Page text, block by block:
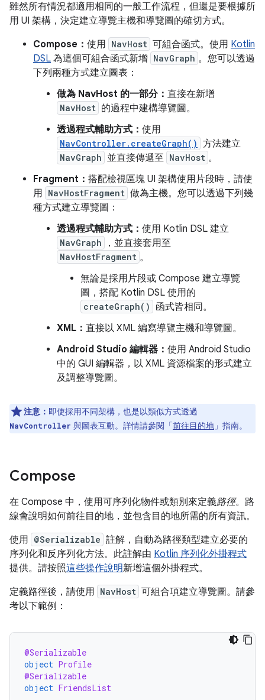
雖然所有情況都適用相同的一般工作流程，但還是要根據所
用 UI 架構，決定建立導覽主機和導覽圖的確切方式。
Compose： 使用 NavHost 可組合函式。使用 Kotlin
DSL 為這個可組合函式新增 NavGraph 。您可以透過
下列兩種方式建立圖表：
做為 NavHost 的一部分： 直接在新增
NavHost 的過程中建構導覽圖。
透過程式輔助方式： 使用
NavController.createGraph() 方法建立
NavGraph 並直接傳遞至 NavHost 。
Fragment： 搭配檢視區塊 UI 架構使用片段時，請使
用 NavHostFragment 做為主機。您可以透過下列幾
種方式建立導覽圖：
透過程式輔助方式： 使用 Kotlin DSL 建立
NavGraph ，並直接套用至
NavHostFragment 。
無論是採用片段或 Compose 建立導覽
圖，搭配 Kotlin DSL 使用的
createGraph()
函式皆相同。
XML： 直接以 XML 編寫導覽主機和導覽圖。
Android Studio 編輯器： 使用 Android Studio
中的 GUI 編輯器，以 XML 資源檔案的形式建立
及調整導覽圖。
注意： 即使採用不同架構，也是以類似方式透過
NavController 與圖表互動。詳情請參閱「前往目的地 」指南。
Compose
在 Compose 中，使用可序列化物件或類別來定義路徑。路
線會說明如何前往目的地，並包含目的地所需的所有資訊。
使用 @Serializable 註解，自動為路徑類型建立必要的
序列化和反序列化方法。此註解由 Kotlin 序列化外掛程式
提供。請按照這些操作說明新增這個外掛程式。
定義路徑後，請使用 NavHost 可組合項建立導覽圖。請參
考以下範例：
@Serializable
object Profile
@Serializable
object FriendsList